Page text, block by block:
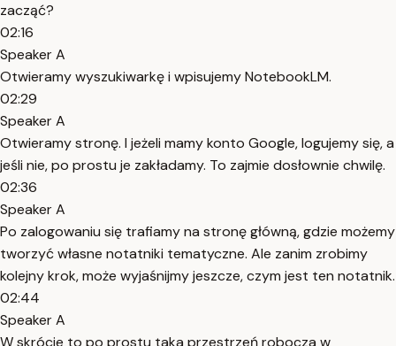
zacząć?
02:16
Speaker A
Otwieramy wyszukiwarkę i wpisujemy NotebookLM.
02:29
Speaker A
Otwieramy stronę. I jeżeli mamy konto Google, logujemy się, a
jeśli nie, po prostu je zakładamy. To zajmie dosłownie chwilę.
02:36
Speaker A
Po zalogowaniu się trafiamy na stronę główną, gdzie możemy
tworzyć własne notatniki tematyczne. Ale zanim zrobimy
kolejny krok, może wyjaśnijmy jeszcze, czym jest ten notatnik.
02:44
Speaker A
W skrócie to po prostu taka przestrzeń robocza w